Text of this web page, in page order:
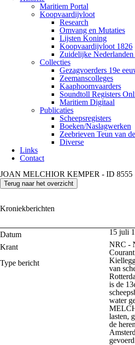
Maritiem Portal
Koopvaardijvloot
Research
Omvang en Mutaties
Lijsten Koning
Koopvaardijvloot 1826
Zuidelijke
Collecties
Gezagvoerders 19e
Zeemanscolleges
Kaaphoornvaarders
Soundtoll Registers
Maritiem Digitaal
Publicaties
Scheepsregisters
Boeken/Naslagwerken
Zeebrieven Teun van
Diverse
Links
Contact
JOAN MELCHIOR KEMPER - ID 8555
Terug naar het overzicht
Kroniekberichten
Datum
15 juli
Krant
NRC -
Courant
Type bericht
van
is de
water
lasten,
de